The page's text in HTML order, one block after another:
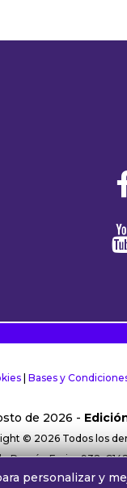
| Bases y
de 2026 -
© 2026 Todos los
Ramón Freire 932,
personalizar y